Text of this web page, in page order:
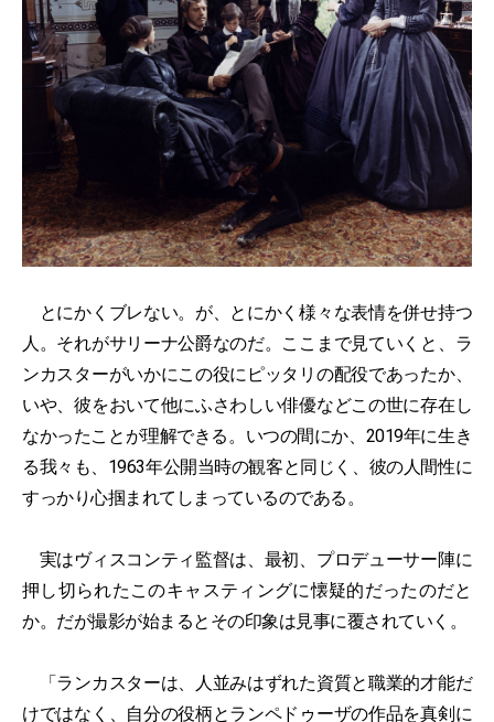
とにかくブレない。が、とにかく様々な表情を併せ持つ
人。それがサリーナ公爵なのだ。ここまで見ていくと、ラ
ンカスターがいかにこの役にピッタリの配役であったか、
いや、彼をおいて他にふさわしい俳優などこの世に存在し
なかったことが理解できる。いつの間にか、2019年に生き
る我々も、1963年公開当時の観客と同じく、彼の人間性に
すっかり心掴まれてしまっているのである。
実はヴィスコンティ監督は、最初、プロデューサー陣に
押し切られたこのキャスティングに懐疑的だったのだと
か。だが撮影が始まるとその印象は見事に覆されていく。
「ランカスターは、人並みはずれた資質と職業的才能だ
けではなく、自分の役柄とランペドゥーザの作品を真剣に